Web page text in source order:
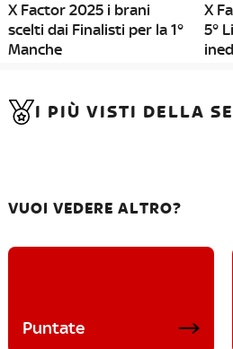
X Factor 2025 i brani
scelti dai Finalisti per la 1°
Manche
X
5°
I PIÙ VISTI DELLA
VUOI VEDERE ALTRO?
Puntate